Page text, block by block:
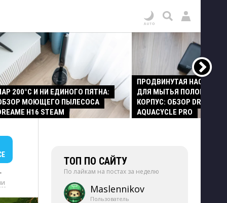
200°C И НИ ЕДИНОГО ПЯТНА:
МОЮЩЕГО ПЫЛЕСОСА
H16 STEAM
ПРОДВИНУТАЯ НАСАДКА
ДЛЯ МЫТЬЯ ПОЛОВ И
КОРПУС: ОБЗОР DREAME
AQUACYCLE PRO
ТОП ПО САЙТУ
По лайкам на постах за неделю
Maslennikov
Пользователь